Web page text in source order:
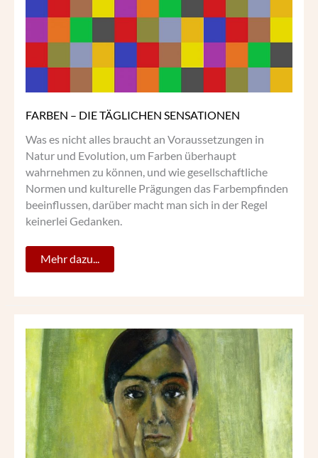
FARBEN – DIE TÄGLICHEN SENSATIONEN
Was es nicht alles braucht an Voraussetzungen in
Natur und Evolution, um Farben überhaupt
wahrnehmen zu können, und wie gesellschaftliche
Normen und kulturelle Prägungen das Farbempfinden
beeinflussen, darüber macht man sich in der Regel
keinerlei Gedanken.
Mehr dazu...
WIEDERENTDECKT:
DIE
MALERIN
ANITA
RÉE